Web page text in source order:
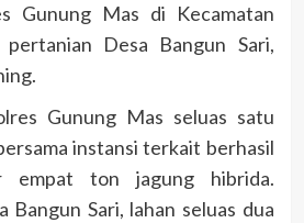
Gunung Mas di Kecamatan
Desa Bangun Sari,
Gunung Mas seluas satu
instansi terkait berhasil
empat ton jagung hibrida.
Bangun Sari, lahan seluas dua